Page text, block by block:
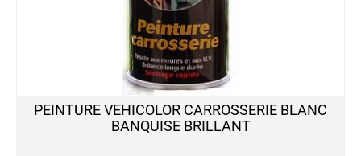
PEINTURE VEHICOLOR CARROSSERIE BLANC
BANQUISE BRILLANT